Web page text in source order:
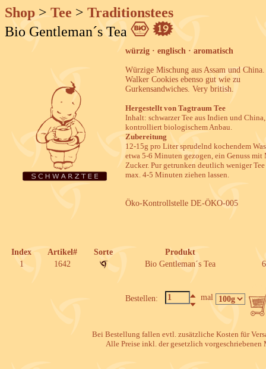
Shop > Tee > Traditionstees
Bio Gentleman´s Tea
würzig · englisch · aromatisch
Würzige Mischung aus Assam und China.
Walker Cookies ebenso gut wie zu
Gurkensandwiches. Very british.
Hergestellt von Tagtraum Tee
Inhalt: schwarzer Tee aus Indien und China,
kontrolliert biologischem Anbau.
Zubereitung
12-15g pro Liter sprudelnd kochendem
etwa 5-6 Minuten gezogen, ein Genuss
Zucker. Pur getrunken deutlich weniger
max. 4-5 Minuten ziehen lassen.
Öko-Kontrollstelle DE-ÖKO-005
Index Artikel# Sorte
Produkt
1
1642 Bio Gentleman´s Tea
Bestellen: mal
Bei Bestellung fallen evtl. zusätzliche Kosten für
Alle Preise inkl. der gesetzlich vorgeschriebenen